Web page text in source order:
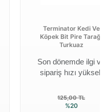
Terminator Kedi Ve
Köpek Bit Pire Tarağı
Turkuaz
Son dönemde ilgi ve
sipariş hızı yüksek
125,00 TL
%20